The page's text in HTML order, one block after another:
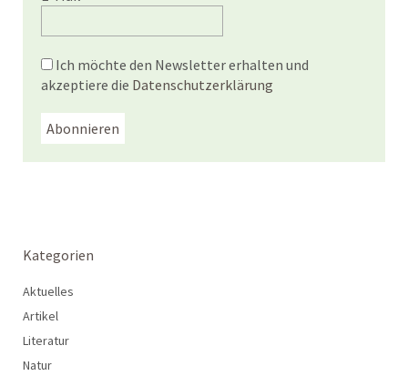
Ich möchte den Newsletter erhalten und
akzeptiere die Datenschutzerklärung
Kategorien
Aktuelles
Artikel
Literatur
Natur